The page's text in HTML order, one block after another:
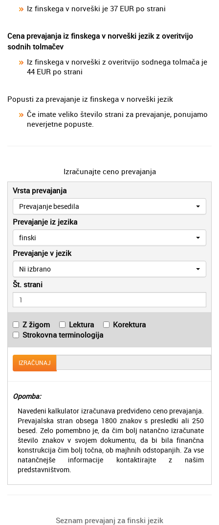
Iz finskega v norveški je 37 EUR po strani
Cena prevajanja iz finskega v norveški jezik z overitvijo
sodnih tolmačev
Iz finskega v norveški z overitvijo sodnega tolmača je
44 EUR po strani
Popusti za prevajanje iz finskega v norveški jezik
Če imate veliko število strani za prevajanje, ponujamo
neverjetne popuste.
Izračunajte ceno prevajanja
Vrsta prevajanja
Prevajanje besedila
Prevajanje iz jezika
finski
Prevajanje v jezik
Ni izbrano
Št. strani
Z žigom Lektura
Korektura
Strokovna terminologija
IZRAČUNAJ
Opomba:
Navedeni kalkulator izračunava predvideno ceno prevajanja.
Prevajalska stran obsega 1800 znakov s presledki ali 250
besed. Zelo pomembno je, da čim bolj natančno izračunate
število znakov v svojem dokumentu, da bi bila finančna
konstrukcija čim bolj točna, ob majhnih odstopanjih. Za vse
natančnejše informacije kontaktirajte z našim
predstavništvom.
Seznam prevajanj za finski jezik